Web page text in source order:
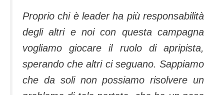
Proprio chi è leader ha più responsabilità
degli altri e noi con questa campagna
vogliamo giocare il ruolo di apripista,
sperando che altri ci seguano. Sappiamo
che da soli non possiamo risolvere un